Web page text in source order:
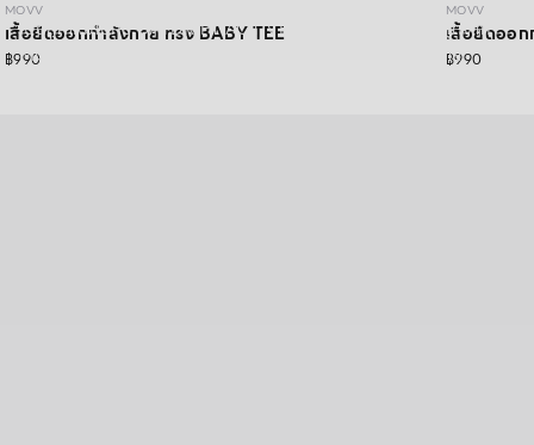
เปิดลุคใหม่ไปกับ DAYDRIFT ACTIVEWEAR คอลเลคชั่นล่าสุดจาก
MOVV ที่ใส่ได้มากกว่าวันออกกำลังกาย ดีไซน์เรียบง่าย ใส่สบาย
MOVV
เสื้อยืดออกกำลังกาย ทรง BABY TEE
฿990
MOVV
เสื้อยืดออก
฿990